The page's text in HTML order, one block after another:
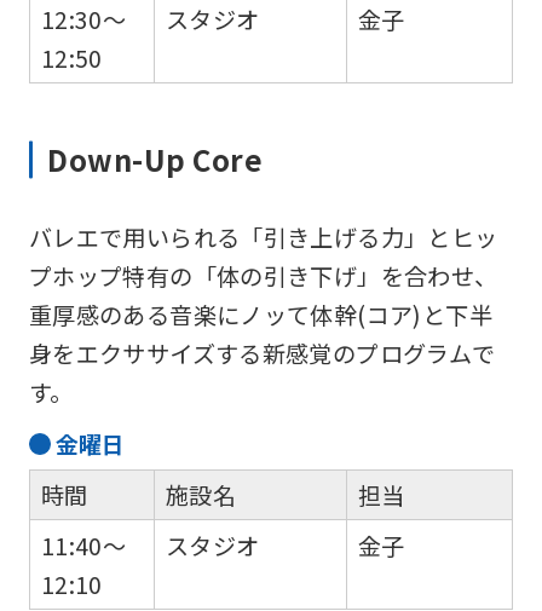
12:30～
12:50
スタジオ 金子
Down-Up Core
バレエで用いられる「引き上げる力」とヒッ
プホップ特有の「体の引き下げ」を合わせ、
重厚感のある音楽にノッて体幹(コア)と下半
身をエクササイズする新感覚のプログラムで
す。
金曜日
時間
11:40～
12:10
施設名
スタジオ
担当
金子